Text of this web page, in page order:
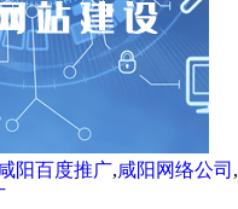
咸阳百度推广,咸阳网络公司 ,